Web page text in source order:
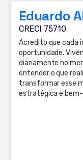
Eduardo
CRECI 75710
Acredito que cada
oportunidade.
diariamente no
entender o que
transformar esse
estratégica e